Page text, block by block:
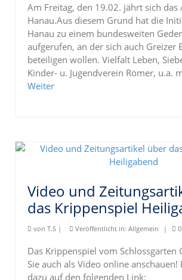
Am Freitag, den 19.02. jährt sich das
Hanau.Aus diesem Grund hat die
Hanau zu einem bundesweiten
aufgerufen, an der sich auch Greizer
beteiligen wollen. Vielfalt Leben,
Kinder- u. Jugendverein Römer, u.a.
Weiter
Video und
das Krippenspiel
von T.S | Veröffentlicht in: Allgemein | 0
Das Krippenspiel vom Schlossgarten
Sie auch als Video online anschauen!
dazu auf den folgenden Link: